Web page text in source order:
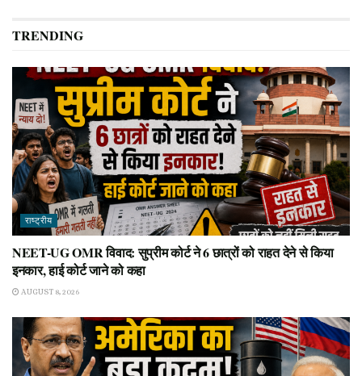
TRENDING
राष्ट्रीय
NEET-UG OMR विवाद: सुप्रीम कोर्ट ने 6 छात्रों को राहत देने से किया
इनकार, हाई कोर्ट जाने को कहा
AUGUST 8, 2026